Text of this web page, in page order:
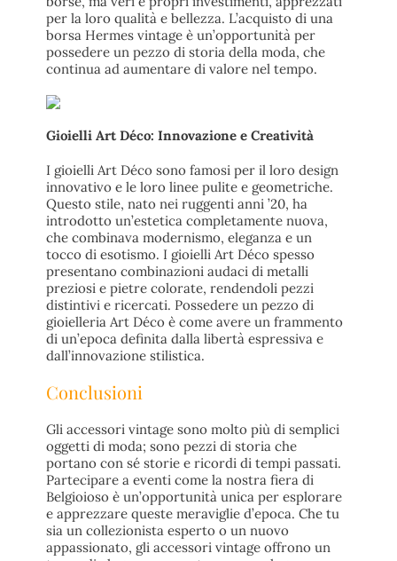
per la loro qualità e bellezza. L’acquisto di una
borsa Hermes vintage è un’opportunità per
possedere un pezzo di storia della moda, che
continua ad aumentare di valore nel tempo.
Gioielli Art Déco: Innovazione e Creatività
I gioielli Art Déco sono famosi per il loro design
innovativo e le loro linee pulite e geometriche.
Questo stile, nato nei ruggenti anni ’20, ha
introdotto un’estetica completamente nuova,
che combinava modernismo, eleganza e un
tocco di esotismo. I gioielli Art Déco spesso
presentano combinazioni audaci di metalli
preziosi e pietre colorate, rendendoli pezzi
distintivi e ricercati. Possedere un pezzo di
gioielleria Art Déco è come avere un frammento
di un’epoca definita dalla libertà espressiva e
dall’innovazione stilistica.
Conclusioni
Gli accessori vintage sono molto più di semplici
oggetti di moda; sono pezzi di storia che
portano con sé storie e ricordi di tempi passati.
Partecipare a eventi come la nostra fiera di
Belgioioso è un’opportunità unica per esplorare
e apprezzare queste meraviglie d’epoca. Che tu
sia un collezionista esperto o un nuovo
appassionato, gli accessori vintage offrono un